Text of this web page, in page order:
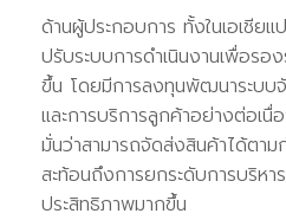
ด้านผู้ประกอบการ ทั้งในเอเชีย
ปรับระบบการดำเนินงานเพื่อร
ขึ้น โดยมีการลงทุนพัฒนาระบบ
และการบริการลูกค้าอย่างต่อเ
มั่นว่าสามารถจัดส่งสินค้าได้ตา
สะท้อนถึงการยกระดับการบริหา
ประสิทธิภาพมากขึ้น